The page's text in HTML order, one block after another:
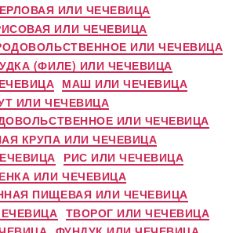
ИЛИ ЧЕЧЕВИЦА
ИЛИ ЧЕЧЕВИЦА
ИЛИ ЧЕЧЕВИЦА
(ФИЛЕ) ИЛИ ЧЕЧЕВИЦА
МАШ ИЛИ ЧЕЧЕВИЦА
ИЛИ ЧЕЧЕВИЦА
ИЛИ ЧЕЧЕВИЦА
КРУПА ИЛИ ЧЕЧЕВИЦА
РИС ИЛИ ЧЕЧЕВИЦА
ИЛИ ЧЕЧЕВИЦА
ПИЩЕВАЯ ИЛИ ЧЕЧЕВИЦА
ТВОРОГ ИЛИ ЧЕЧЕВИЦА